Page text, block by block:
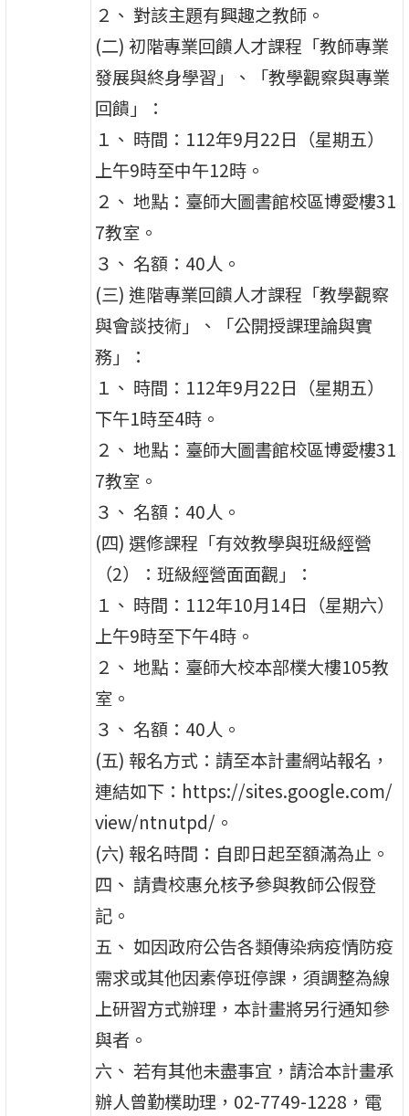
２、 對該主題有興趣之教師。
(二) 初階專業回饋人才課程「教師專業
發展與終身學習」、「教學觀察與專業
回饋」：
１、 時間：112年9月22日（星期五）
上午9時至中午12時。
２、 地點：臺師大圖書館校區博愛樓31
7教室。
３、 名額：40人。
(三) 進階專業回饋人才課程「教學觀察
與會談技術」、「公開授課理論與實
務」：
１、 時間：112年9月22日（星期五）
下午1時至4時。
２、 地點：臺師大圖書館校區博愛樓31
7教室。
３、 名額：40人。
(四) 選修課程「有效教學與班級經營
（2）：班級經營面面觀」：
１、 時間：112年10月14日（星期六）
上午9時至下午4時。
２、 地點：臺師大校本部樸大樓105教
室。
３、 名額：40人。
(五) 報名方式：請至本計畫網站報名，
連結如下：https://sites.google.com/
view/ntnutpd/。
(六) 報名時間：自即日起至額滿為止。
四、 請貴校惠允核予參與教師公假登
記。
五、 如因政府公告各類傳染病疫情防疫
需求或其他因素停班停課，須調整為線
上研習方式辦理，本計畫將另行通知參
與者。
六、 若有其他未盡事宜，請洽本計畫承
辦人曾勤樸助理，02-7749-1228，電